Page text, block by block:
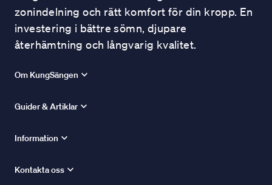
zonindelning och rätt komfort för din kropp. En
investering i bättre sömn, djupare
återhämtning och långvarig kvalitet.
Om KungSängen
Guider & Artiklar
Information
Kontakta oss